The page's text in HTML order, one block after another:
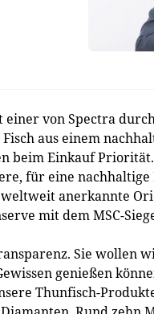
einer von Spectra
aus einem
beim Einkauf
für eine
anerkannte
mit dem MSC-
Sie wollen
genießen
Thunfisch-